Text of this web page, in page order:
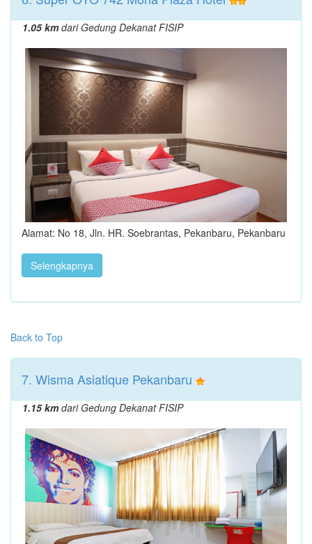
1.05 kmdari Gedung Dekanat FISIP
Alamat: No 18, Jln. HR. Soebrantas, Pekanbaru, Pekanbaru
Selengkapnya
Back to Top
7. Wisma Asiatique Pekanbaru
1.15 kmdari Gedung Dekanat FISIP